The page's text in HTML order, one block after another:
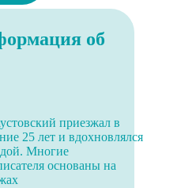
об
приезжал в
25 лет и вдохновлялся
Многие
основаны на